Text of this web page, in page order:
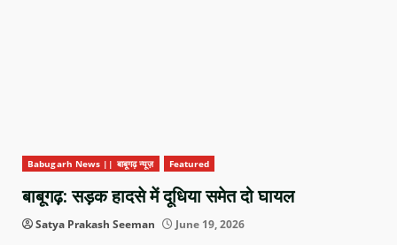
Babugarh News || बाबूगढ़ न्यूज़ Featured
बाबूगढ़: सड़क हादसे में दूधिया समेत दो घायल
Satya Prakash Seeman June 19, 2026